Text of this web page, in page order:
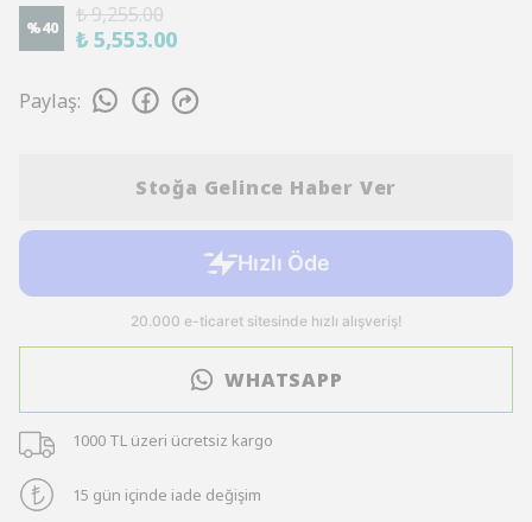
%40
₺ 9,255.00
₺ 5,553.00
Paylaş:
Stoğa Gelince Haber Ver
WHATSAPP
1000 TL üzeri ücretsiz kargo
15 gün içinde iade değişim